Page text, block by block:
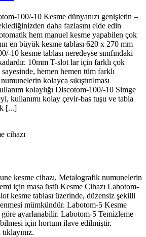
100/-10 Kesme dünyanızı genişletin –
daha fazlasını elde edin
hem manuel kesme yapabilen çok
en büyük kesme tablası 620 x 270 mm
10 kesme tablası neredeyse sınıfındaki
10mm T-slot lar için farklı çok
hemen hemen tüm farklı
kolayca sıkıştırılması
kolaylığı Discotom-100/-10 Simge
kullanımı kolay çevir-bas tuşu ve tabla
[...]
kesme cihazı, Metalografik numunelerin
için masa üstü Kesme Cihazı Labotom-
kesme tablası üzerinde, düzensiz şekilli
mümkündür. Labotom-5 Kesme
ayarlanabilir. Labotom-5 Temizleme
için hortum ilave edilmiştir.